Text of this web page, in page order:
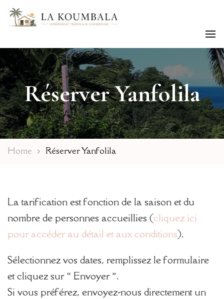
La Koumbala
Expérience tropicale Caribéenne
Réserver Yanfolila
Home Réserver Yanfolila
La tarification est fonction de la saison et du
nombre de personnes accueillies (cliquez ici
pour accéder au détail et aux conditions).
Sélectionnez vos dates, remplissez le formulaire
et cliquez sur « Envoyer ».
Si vous préférez, envoyez-nous directement un